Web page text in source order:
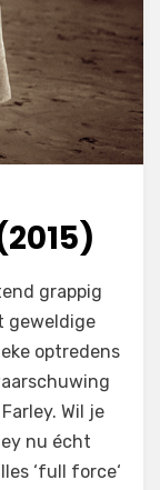
grappig
geweldige
optredens
Wil je
nu écht
‘full force‘